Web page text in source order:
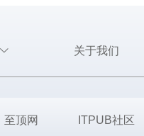
关于我们
至顶网 ITPUB社区